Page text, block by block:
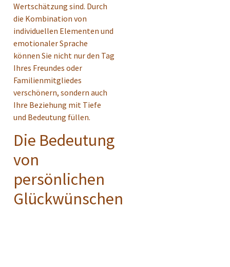
Wertschätzung sind. Durch
die Kombination von
individuellen Elementen und
emotionaler Sprache
können Sie nicht nur den Tag
Ihres Freundes oder
Familienmitgliedes
verschönern, sondern auch
Ihre Beziehung mit Tiefe
und Bedeutung füllen.
Die Bedeutung
von
persönlichen
Glückwünschen